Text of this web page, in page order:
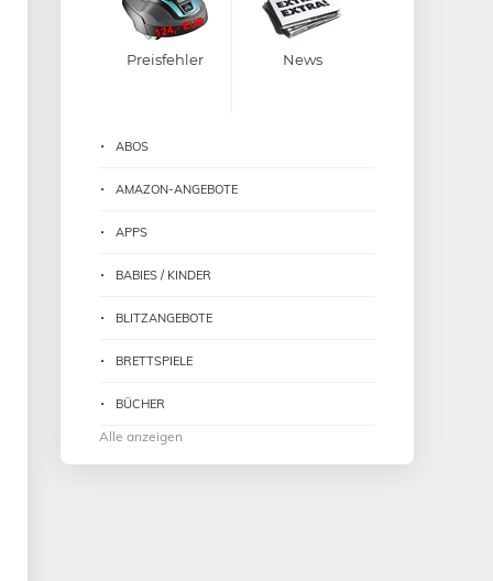
Preisfehler News
ABOS
AMAZON-ANGEBOTE
APPS
BABIES / KINDER
BLITZANGEBOTE
BRETTSPIELE
BÜCHER
Alle anzeigen